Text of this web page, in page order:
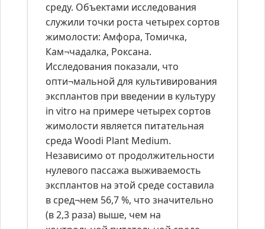
среду. Объектами исследования
служили точки роста четырех сортов
жимолости: Амфора, Томичка,
Кам¬чадалка, Роксана.
Исследования показали, что
опти¬мальной для культивирования
эксплантов при введении в культуру
in vitro на примере четырех сортов
жимолости является питательная
среда Woodi Plant Medium.
Независимо от продолжительности
нулевого пассажа выживаемость
эксплантов на этой среде составила
в сред¬нем 56,7 %, что значительно
(в 2,3 раза) выше, чем на